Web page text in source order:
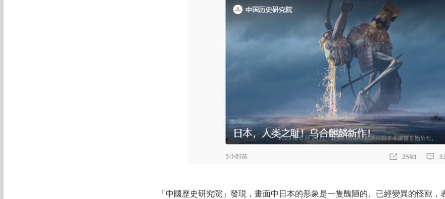
「中國歷史研究院」發現，畫面中日本的形象是一隻醜陋的、已經變異的怪獸，